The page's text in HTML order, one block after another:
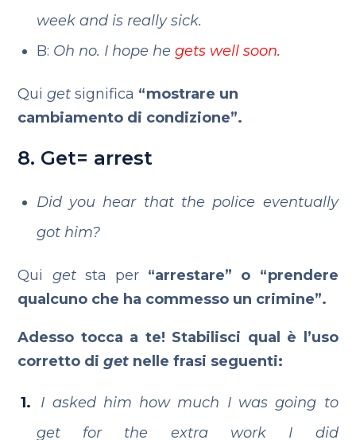
week and is really sick.
B: Oh no. I hope he gets well soon.
Quiget significa “mostrare un
cambiamento di condizione”.
8. Get= arrest
Did you hear that the police eventually
got him?
Qui getsta per “arrestare” o “prendere
qualcuno che ha commesso un crimine”.
Adesso tocca a te! Stabilisci qual è l’uso
corretto diget nelle frasi seguenti:
I asked him how much I was going to
get for the extra work I did